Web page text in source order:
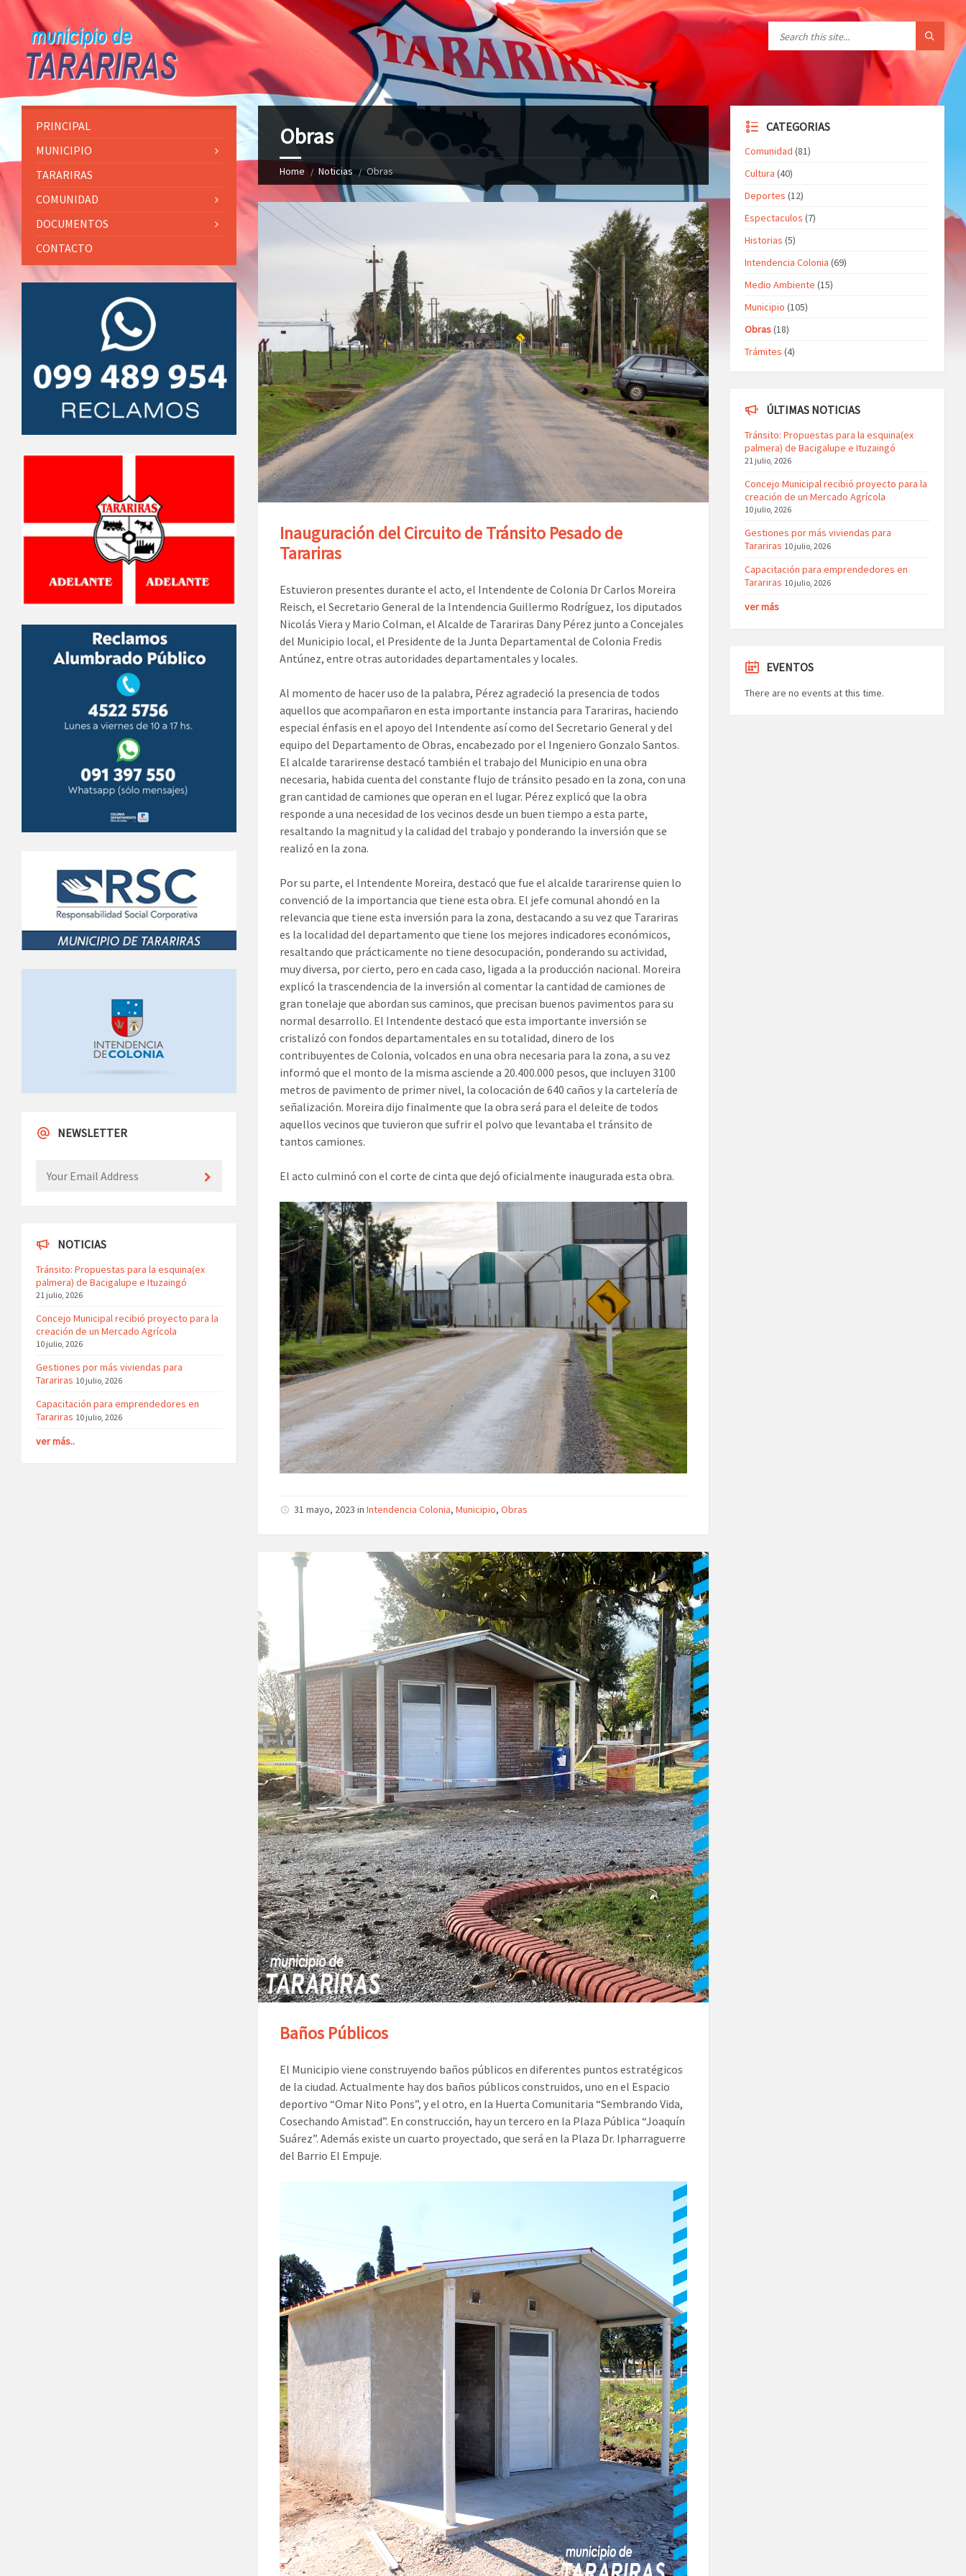
Obras
Home Noticias Obras
Inauguración del Circuito de Tránsito Pesado de
Tarariras
Estuvieron presentes durante el acto, el Intendente de Colonia Dr Carlos Moreira
Reisch, el Secretario General de la Intendencia Guillermo Rodríguez, los diputados
Nicolás Viera y Mario Colman, el Alcalde de Tarariras Dany Pérez junto a Concejales
del Municipio local, el Presidente de la Junta Departamental de Colonia Fredis
Antúnez, entre otras autoridades departamentales y locales.
Al momento de hacer uso de la palabra, Pérez agradeció la presencia de todos
aquellos que acompañaron en esta importante instancia para Tarariras, haciendo
especial énfasis en el apoyo del Intendente así como del Secretario General y del
equipo del Departamento de Obras, encabezado por el Ingeniero Gonzalo Santos.
El alcalde tararirense destacó también el trabajo del Municipio en una obra
necesaria, habida cuenta del constante flujo de tránsito pesado en la zona, con una
gran cantidad de camiones que operan en el lugar. Pérez explicó que la obra
responde a una necesidad de los vecinos desde un buen tiempo a esta parte,
resaltando la magnitud y la calidad del trabajo y ponderando la inversión que se
realizó en la zona.
Por su parte, el Intendente Moreira, destacó que fue el alcalde tararirense quien lo
convenció de la importancia que tiene esta obra. El jefe comunal ahondó en la
relevancia que tiene esta inversión para la zona, destacando a su vez que Tarariras
es la localidad del departamento que tiene los mejores indicadores económicos,
resaltando que prácticamente no tiene desocupación, ponderando su actividad,
muy diversa, por cierto, pero en cada caso, ligada a la producción nacional. Moreira
explicó la trascendencia de la inversión al comentar la cantidad de camiones de
gran tonelaje que abordan sus caminos, que precisan buenos pavimentos para su
normal desarrollo. El Intendente destacó que esta importante inversión se
cristalizó con fondos departamentales en su totalidad, dinero de los
contribuyentes de Colonia, volcados en una obra necesaria para la zona, a su vez
informó que el monto de la misma asciende a 20.400.000 pesos, que incluyen 3100
metros de pavimento de primer nivel, la colocación de 640 caños y la cartelería de
señalización. Moreira dijo finalmente que la obra será para el deleite de todos
aquellos vecinos que tuvieron que sufrir el polvo que levantaba el tránsito de
tantos camiones.
El acto culminó con el corte de cinta que dejó oficialmente inaugurada esta obra.
31 mayo, 2023 in Intendencia Colonia, Municipio, Obras
Baños Públicos
El Municipio viene construyendo baños públicos en diferentes puntos estratégicos
de la ciudad. Actualmente hay dos baños públicos construidos, uno en el Espacio
deportivo “Omar Nito Pons”, y el otro, en la Huerta Comunitaria “Sembrando Vida,
Cosechando Amistad”. En construcción, hay un tercero en la Plaza Pública “Joaquín
Suárez”. Además existe un cuarto proyectado, que será en la Plaza Dr. Ipharraguerre
del Barrio El Empuje.
PRINCIPAL
MUNICIPIO
TARARIRAS
COMUNIDAD
DOCUMENTOS
CONTACTO
NEWSLETTER
NOTICIAS
Tránsito: Propuestas para la esquina(ex
palmera) de Bacigalupe e Ituzaingó
21 julio, 2026
Concejo Municipal recibió proyecto para la
creación de un Mercado Agrícola
10 julio, 2026
Gestiones por más viviendas para
Tarariras 10 julio, 2026
Capacitación para emprendedores en
Tarariras 10 julio, 2026
ver más..
CATEGORIAS
Comunidad (81)
Cultura (40)
Deportes (12)
Espectaculos (7)
Historias (5)
Intendencia Colonia (69)
Medio Ambiente (15)
Municipio (105)
Obras(18)
Trámites (4)
ÚLTIMAS NOTICIAS
Tránsito: Propuestas para la esquina(ex
palmera) de Bacigalupe e Ituzaingó
21 julio, 2026
Concejo Municipal recibió proyecto para la
creación de un Mercado Agrícola
10 julio, 2026
Gestiones por más viviendas para
Tarariras 10 julio, 2026
Capacitación para emprendedores en
Tarariras 10 julio, 2026
ver más
EVENTOS
There are no events at this time.